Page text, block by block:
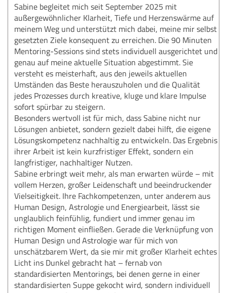
Sabine begleitet mich seit September 2025 mit
außergewöhnlicher Klarheit, Tiefe und Herzenswärme auf
meinem Weg und unterstützt mich dabei, meine mir selbst
gesetzten Ziele konsequent zu erreichen. Die 90 Minuten
Mentoring-Sessions sind stets individuell ausgerichtet und
genau auf meine aktuelle Situation abgestimmt. Sie
versteht es meisterhaft, aus den jeweils aktuellen
Umständen das Beste herauszuholen und die Qualität
jedes Prozesses durch kreative, kluge und klare Impulse
sofort spürbar zu steigern.
Besonders wertvoll ist für mich, dass Sabine nicht nur
Lösungen anbietet, sondern gezielt dabei hilft, die eigene
Lösungskompetenz nachhaltig zu entwickeln. Das Ergebnis
ihrer Arbeit ist kein kurzfristiger Effekt, sondern ein
langfristiger, nachhaltiger Nutzen.
Sabine erbringt weit mehr, als man erwarten würde – mit
vollem Herzen, großer Leidenschaft und beeindruckender
Vielseitigkeit. Ihre Fachkompetenzen, unter anderem aus
Human Design, Astrologie und Energiearbeit, lässt sie
unglaublich feinfühlig, fundiert und immer genau im
richtigen Moment einfließen. Gerade die Verknüpfung von
Human Design und Astrologie war für mich von
unschätzbarem Wert, da sie mir mit großer Klarheit echtes
Licht ins Dunkel gebracht hat – fernab von
standardisierten Mentorings, bei denen gerne in einer
standardisierten Suppe gekocht wird, sondern individuell